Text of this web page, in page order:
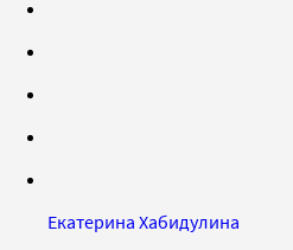
Екатерина Хабидулина